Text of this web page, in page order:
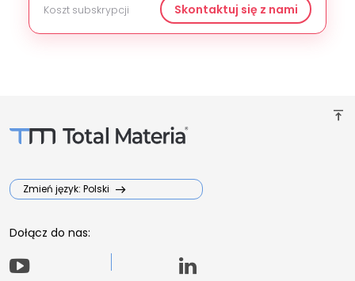
Koszt subskrypcji Skontaktuj się z nami
vertical_align_top
Zmień język: Polski
Dołącz do nas: